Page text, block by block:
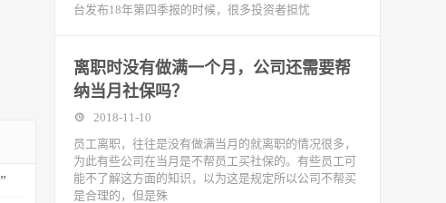
台发布18年第四季报的时候，很多投资者担忧
离职时没有做满一个月，公司还需要帮
纳当月社保吗？
2018-11-10
​员工离职，往往是没有做满当月的就离职的情况很多，
为此有些公司在当月是不帮员工买社保的。有些员工可
能不了解这方面的知识，以为这是规定所以公司不帮买
是合理的，但是殊